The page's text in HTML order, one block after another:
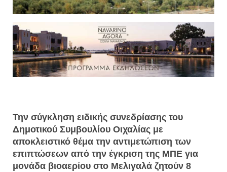
Την σύγκληση ειδικής συνεδρίασης του
Δημοτικού Συμβουλίου Οιχαλίας με
αποκλειστικό θέμα την αντιμετώπιση των
επιπτώσεων από την έγκριση της ΜΠΕ για
μονάδα βιοαερίου στο Μελιγαλά ζητούν 8